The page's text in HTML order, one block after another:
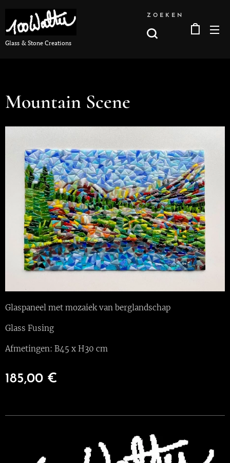
Glass & Stone Creations
ZOEKEN
Mountain Scene
Glaspaneel met mozaiek van berglandschap
Glass Fusing
Afmetingen: B45 x H30 cm
185,00 €